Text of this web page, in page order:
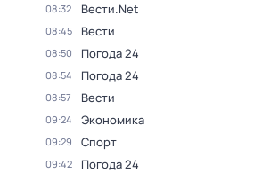
08:32 Вести.Net
08:45 Вести
08:50 Погода 24
08:54 Погода 24
08:57 Вести
09:24 Экономика
09:29 Спорт
09:42 Погода 24